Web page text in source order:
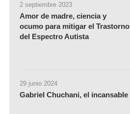
2 septiembre 2023
Amor de madre, ciencia y
ocumo para mitigar el Trastorno
del Espectro Autista
29 junio 2024
Gabriel Chuchani, el incansable